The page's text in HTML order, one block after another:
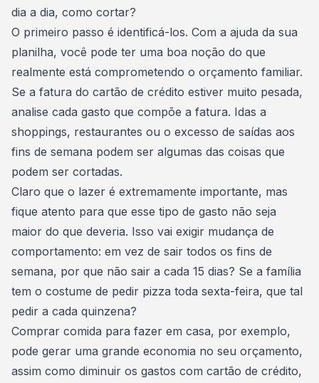
dia a dia, como cortar?
O primeiro passo é identificá-los. Com a ajuda da sua
planilha, você pode ter uma boa noção do que
realmente está comprometendo o orçamento familiar.
Se a fatura do cartão de crédito estiver muito pesada,
analise cada gasto que compõe a fatura. Idas a
shoppings, restaurantes ou o excesso de saídas aos
fins de semana podem ser algumas das coisas que
podem ser cortadas.
Claro que o lazer é extremamente importante, mas
fique atento para que esse tipo de gasto não seja
maior do que deveria. Isso vai exigir mudança de
comportamento: em vez de sair todos os fins de
semana, por que não sair a cada 15 dias? Se a família
tem o costume de pedir pizza toda sexta-feira, que tal
pedir a cada quinzena?
Comprar comida para fazer em casa, por exemplo,
pode gerar uma grande economia no seu orçamento,
assim como diminuir os gastos com cartão de crédito,